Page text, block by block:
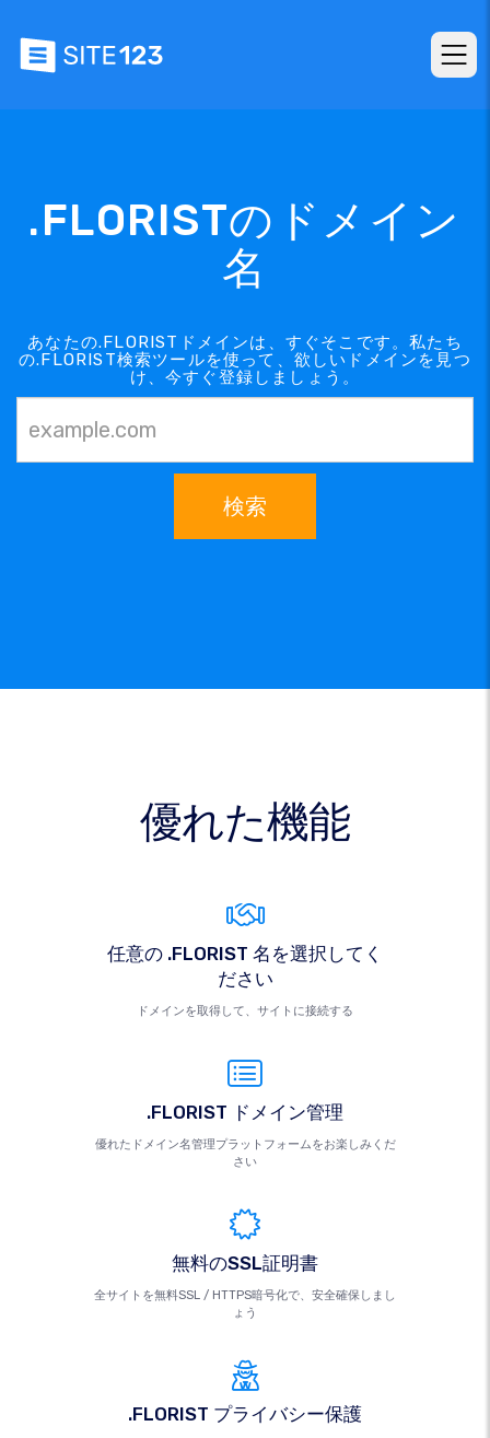
.FLORISTのドメイン
名
あなたの.FLORISTドメインは、すぐそこです。私たち
の.FLORIST検索ツールを使って、欲しいドメインを見つ
け、今すぐ登録しましょう。
検索
優れた機能
任意の .FLORIST 名を選択してく
ださい
ドメインを取得して、サイトに接続する
.FLORIST ドメイン管理
優れたドメイン名管理プラットフォームをお楽しみくだ
さい
無料のSSL証明書
全サイトを無料SSL / HTTPS暗号化で、安全確保しまし
ょう
.FLORIST プライバシー保護